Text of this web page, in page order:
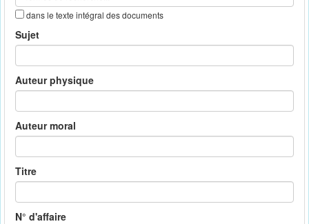
dans le texte intégral des documents
Sujet
Auteur physique
Auteur moral
Titre
N° d'affaire